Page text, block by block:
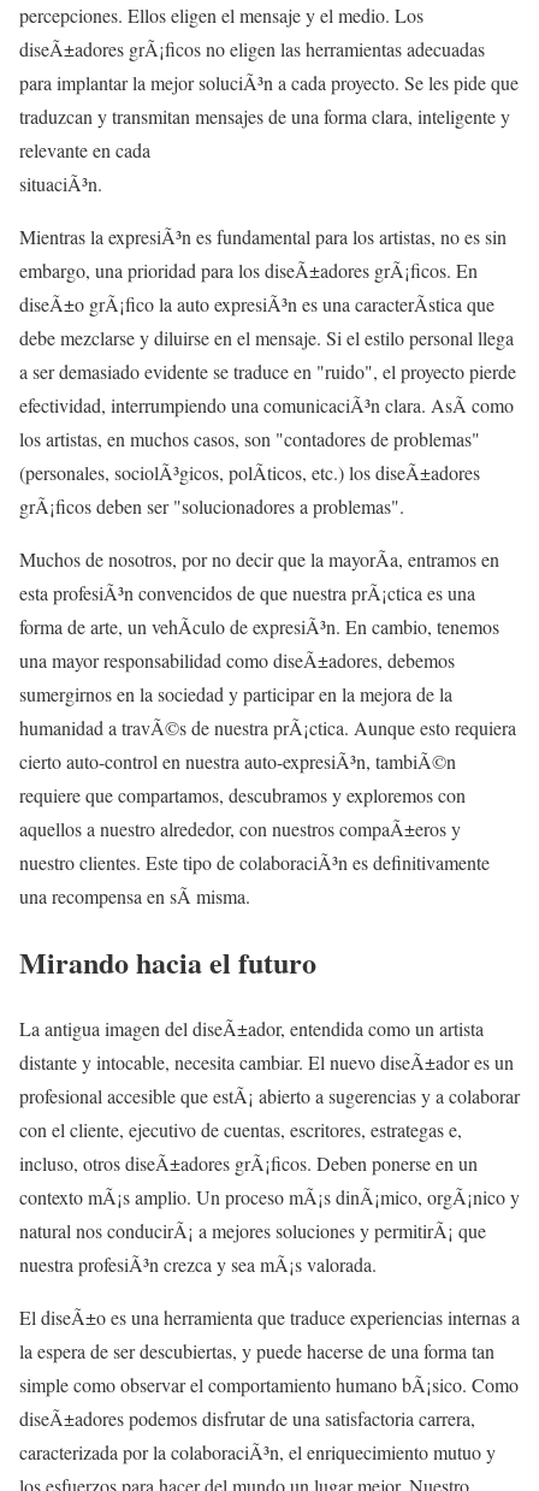
percepciones. Ellos eligen el mensaje y el medio. Los
diseÃ±adores grÃ¡ficos no eligen las herramientas adecuadas
para implantar la mejor soluciÃ³n a cada proyecto. Se les pide que
traduzcan y transmitan mensajes de una forma clara, inteligente y
relevante en cada
situaciÃ³n.
Mientras la expresiÃ³n es fundamental para los artistas, no es sin
embargo, una prioridad para los diseÃ±adores grÃ¡ficos. En
diseÃ±o grÃ¡fico la auto expresiÃ³n es una caracterÃ­stica que
debe mezclarse y diluirse en el mensaje. Si el estilo personal llega
a ser demasiado evidente se traduce en "ruido", el proyecto pierde
efectividad, interrumpiendo una comunicaciÃ³n clara. AsÃ­ como
los artistas, en muchos casos, son "contadores de problemas"
(personales, sociolÃ³gicos, polÃ­ticos, etc.) los diseÃ±adores
grÃ¡ficos deben ser "solucionadores a problemas".
Muchos de nosotros, por no decir que la mayorÃ­a, entramos en
esta profesiÃ³n convencidos de que nuestra prÃ¡ctica es una
forma de arte, un vehÃ­culo de expresiÃ³n. En cambio, tenemos
una mayor responsabilidad como diseÃ±adores, debemos
sumergirnos en la sociedad y participar en la mejora de la
humanidad a travÃ©s de nuestra prÃ¡ctica. Aunque esto requiera
cierto auto-control en nuestra auto-expresiÃ³n, tambiÃ©n
requiere que compartamos, descubramos y exploremos con
aquellos a nuestro alrededor, con nuestros compaÃ±eros y
nuestro clientes. Este tipo de colaboraciÃ³n es definitivamente
una recompensa en sÃ­ misma.
Mirando hacia el futuro
La antigua imagen del diseÃ±ador, entendida como un artista
distante y intocable, necesita cambiar. El nuevo diseÃ±ador es un
profesional accesible que estÃ¡ abierto a sugerencias y a colaborar
con el cliente, ejecutivo de cuentas, escritores, estrategas e,
incluso, otros diseÃ±adores grÃ¡ficos. Deben ponerse en un
contexto mÃ¡s amplio. Un proceso mÃ¡s dinÃ¡mico, orgÃ¡nico y
natural nos conducirÃ¡ a mejores soluciones y permitirÃ¡ que
nuestra profesiÃ³n crezca y sea mÃ¡s valorada.
El diseÃ±o es una herramienta que traduce experiencias internas a
la espera de ser descubiertas, y puede hacerse de una forma tan
simple como observar el comportamiento humano bÃ¡sico. Como
diseÃ±adores podemos disfrutar de una satisfactoria carrera,
caracterizada por la colaboraciÃ³n, el enriquecimiento mutuo y
los esfuerzos para hacer del mundo un lugar mejor. Nuestro